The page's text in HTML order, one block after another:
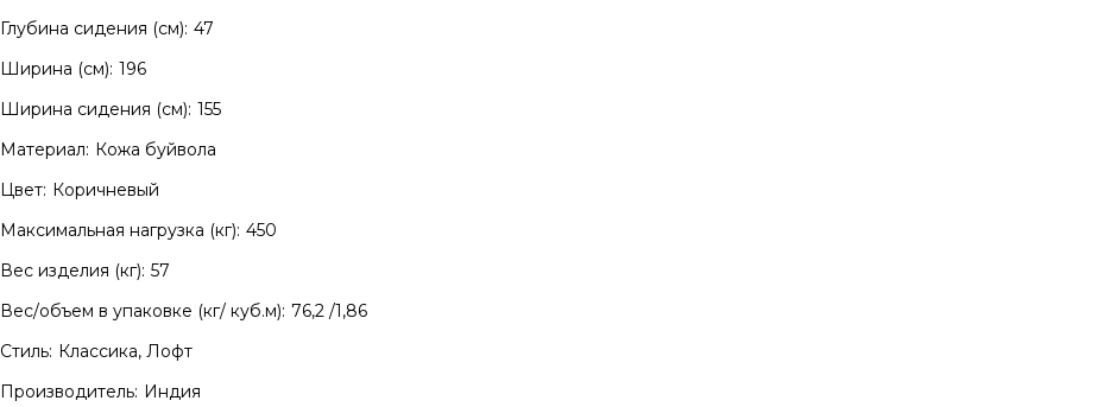
Глубина сидения (см): 47
Ширина (см): 196
Ширина сидения (см): 155
Материал: Кожа буйвола
Цвет: Коричневый
Максимальная нагрузка (кг): 450
Вес изделия (кг): 57
Вес/объем в упаковке (кг/ куб.м): 76,2 /1,86
Стиль: Классика, Лофт
Производитель: Индия